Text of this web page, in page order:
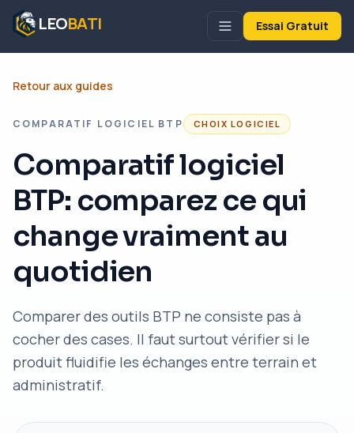
LEOBATI Essai Gratuit
Retour aux guides
COMPARATIF LOGICIEL BTP CHOIX LOGICIEL
Comparatif logiciel
BTP: comparez ce qui
change vraiment au
quotidien
Comparer des outils BTP ne consiste pas à
cocher des cases. Il faut surtout vérifier si le
produit fluidifie les échanges entre terrain et
administratif.